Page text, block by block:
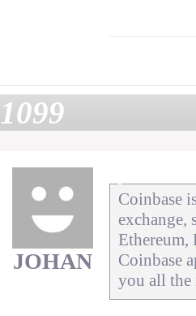
1099
JOHAN
Coinbase
exchange,
Coinbase
you all the